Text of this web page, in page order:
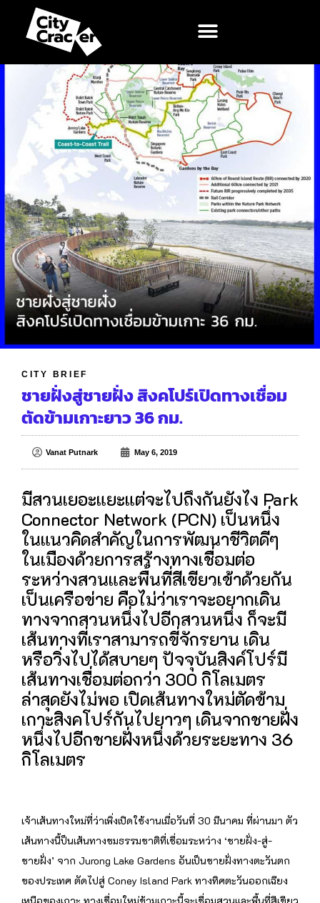
CITY BRIEF
ชายฝั่งสู่ชายฝั่ง สิงคโปร์เปิดทางเชื่อม
ตัดข้ามเกาะยาว 36 กม.
Vanat Putnark May 6, 2019
มีสวนเยอะแยะแต่จะไปถึงกันยังไง Park
Connector Network (PCN) เป็นหนึ่ง
ในแนวคิดสำคัญในการพัฒนาชีวิตดีๆ
ในเมืองด้วยการสร้างทางเชื่อมต่อ
ระหว่างสวนและพื้นที่สีเขียวเข้าด้วยกัน
เป็นเครือข่าย คือไม่ว่าเราจะอยากเดิน
ทางจากสวนหนึ่งไปอีกสวนหนึ่ง ก็จะมี
เส้นทางที่เราสามารถขี่จักรยาน เดิน
หรือวิ่งไปได้สบายๆ ปัจจุบันสิงค์โปร์มี
เส้นทางเชื่อมต่อกว่า 300 กิโลเมตร
ล่าสุดยังไม่พอ เปิดเส้นทางใหม่ตัดข้าม
เกาะสิงคโปร์กันไปยาวๆ เดินจากชายฝั่ง
หนึ่งไปอีกชายฝั่งหนึ่งด้วยระยะทาง 36
กิโลเมตร
เจ้าเส้นทางใหม่ที่ว่าเพิ่งเปิดใช้งานเมื่อวันที่ 30 มีนาคม ที่ผ่านมา ตัว
เส้นทางนี้ป็นเส้นทางชมธรรมชาติที่เชื่อมระหว่าง ‘ชายฝั่ง-สู่-
ชายฝั่ง’ จาก Jurong Lake Gardens อันเป็นชายฝั่งทางตะวันตก
ของประเทศ ตัดไปสู่ Coney Island Park ทางทิศตะวันออกเฉียง